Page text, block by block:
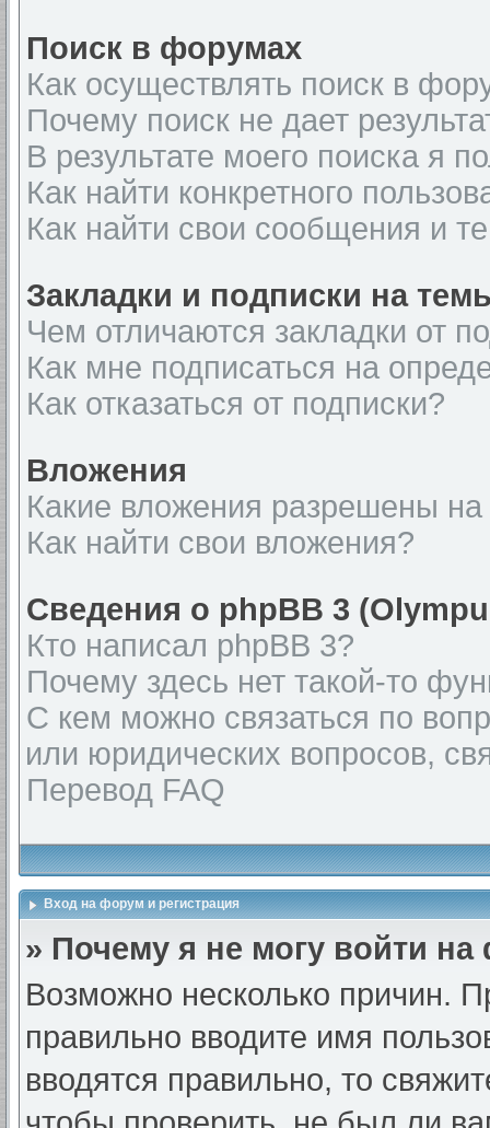
Поиск в форумах
Как осуществлять поиск в
Почему поиск не дает
В результате моего поиска я
Как найти конкретного
Как найти свои сообщения и
Закладки и подписки на
Чем отличаются закладки от
Как мне подписаться на
Как отказаться от подписки?
Вложения
Какие вложения разрешены
Как найти свои вложения?
Сведения о phpBB 3
Кто написал phpBB 3?
Почему здесь нет такой-то
С кем можно связаться по
или юридических вопросов,
Перевод FAQ
Вход на форум и регистрация
» Почему я не могу войти
Возможно несколько причин.
правильно вводите имя
вводятся правильно, то